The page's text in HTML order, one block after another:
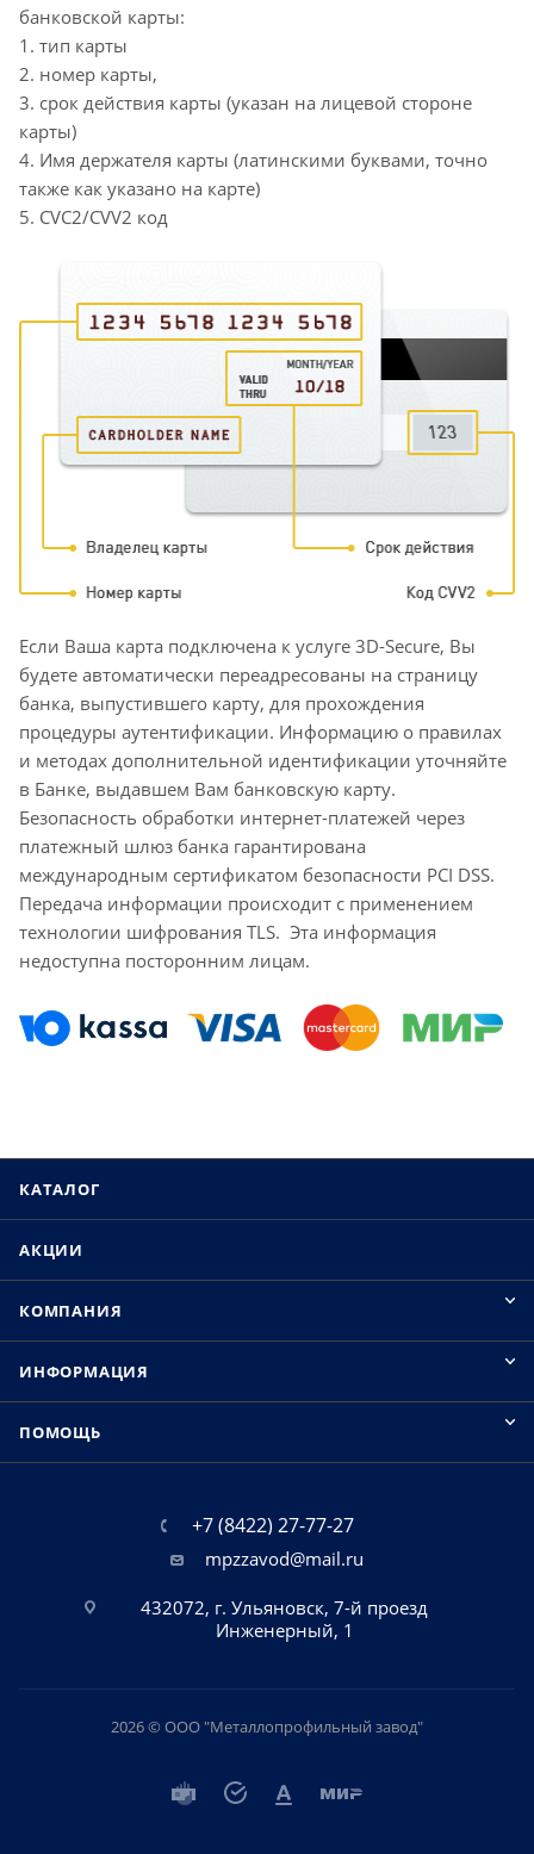
банковской карты:
1. тип карты
2. номер карты,
3. срок действия карты (указан на лицевой стороне
карты)
4. Имя держателя карты (латинскими буквами, точно
также как указано на карте)
5. CVC2/CVV2 код
Если Ваша карта подключена к услуге 3D-Secure, Вы
будете автоматически переадресованы на страницу
банка, выпустившего карту, для прохождения
процедуры аутентификации. Информацию о правилах
и методах дополнительной идентификации уточняйте
в Банке, выдавшем Вам банковскую карту.
Безопасность обработки интернет-платежей через
платежный шлюз банка гарантирована
международным сертификатом безопасности PCI DSS.
Передача информации происходит с применением
технологии шифрования TLS. Эта информация
недоступна посторонним лицам.
КАТАЛОГ
АКЦИИ
КОМПАНИЯ
ИНФОРМАЦИЯ
ПОМОЩЬ
+7 (8422) 27-77-27
mpzzavod@mail.ru
432072, г. Ульяновск, 7-й проезд
Инженерный, 1
2026 © ООО "Металлопрофильный завод"